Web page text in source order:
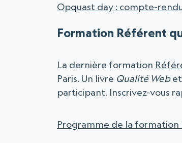
Opquast day : compte-
Formation Référent
La dernière formation
Paris. Un livre Qualité Webet
participant. Inscrivez-vous
Programme de la formation